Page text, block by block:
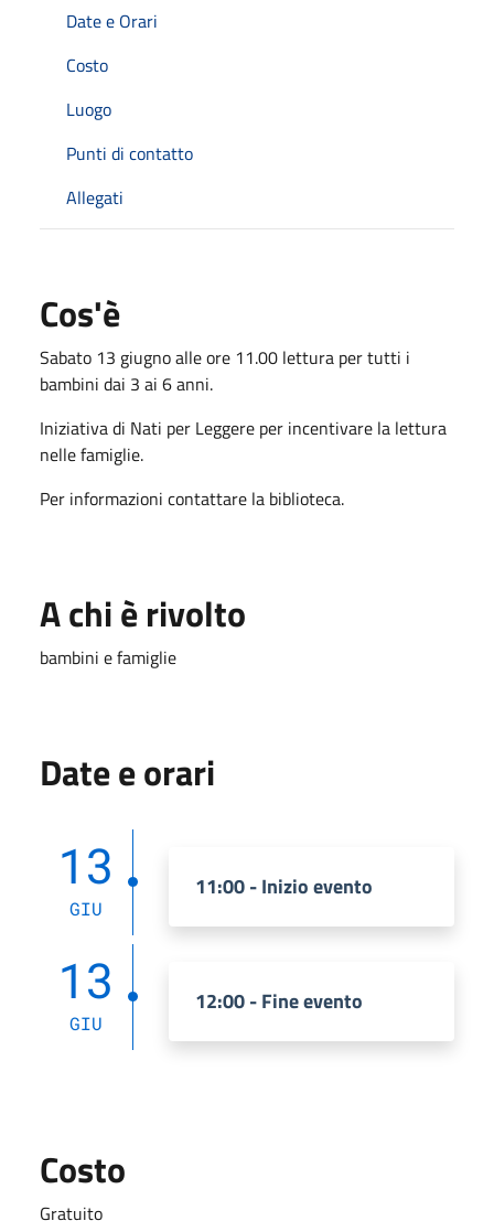
Date e Orari
Costo
Luogo
Punti di contatto
Allegati
Cos'è
Sabato 13 giugno alle ore 11.00 lettura per tutti i
bambini dai 3 ai 6 anni.
Iniziativa di Nati per Leggere per incentivare la lettura
nelle famiglie.
Per informazioni contattare la biblioteca.
A chi è rivolto
bambini e famiglie
Date e orari
13
GIU
11:00 - Inizio evento
13
GIU
12:00 - Fine evento
Costo
Gratuito